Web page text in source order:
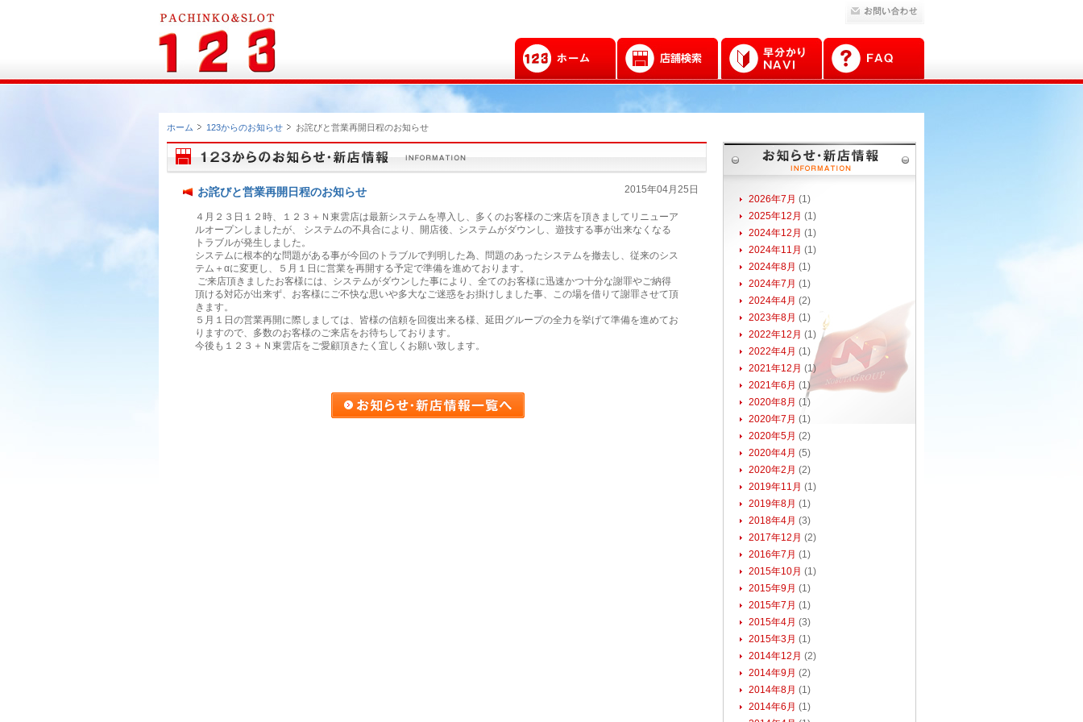
ホーム 123からのお知らせ お詫びと営業再開日程のお知らせ
お詫びと営業再開日程のお知らせ 2015年04月25日
４月２３日１２時、１２３＋Ｎ東雲店は最新システムを導入し、多くのお客様のご来店を頂きましてリニューア
ルオープンしましたが、 システムの不具合により、開店後、システムがダウンし、遊技する事が出来なくなる
トラブルが発生しました。
システムに根本的な問題がある事が今回のトラブルで判明した為、問題のあったシステムを撤去し、従来のシス
テム＋αに変更し、５月１日に営業を再開する予定で準備を進めております。
ご来店頂きましたお客様には、システムがダウンした事により、全てのお客様に迅速かつ十分な謝罪やご納得
頂ける対応が出来ず、お客様にご不快な思いや多大なご迷惑をお掛けしました事、この場を借りて謝罪させて頂
きます。
５月１日の営業再開に際しましては、皆様の信頼を回復出来る様、延田グループの全力を挙げて準備を進めてお
りますので、多数のお客様のご来店をお待ちしております。
今後も１２３＋Ｎ東雲店をご愛顧頂きたく宜しくお願い致します。
2026年7月 (1)
2025年12月 (1)
2024年12月 (1)
2024年11月 (1)
2024年8月 (1)
2024年7月 (1)
2024年4月 (2)
2023年8月 (1)
2022年12月 (1)
2022年4月 (1)
2021年12月 (1)
2021年6月 (1)
2020年8月 (1)
2020年7月 (1)
2020年5月 (2)
2020年4月 (5)
2020年2月 (2)
2019年11月 (1)
2019年8月 (1)
2018年4月 (3)
2017年12月 (2)
2016年7月 (1)
2015年10月 (1)
2015年9月 (1)
2015年7月 (1)
2015年4月 (3)
2015年3月 (1)
2014年12月 (2)
2014年9月 (2)
2014年8月 (1)
2014年6月 (1)